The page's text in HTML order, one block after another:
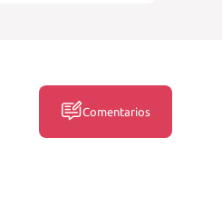
Comentarios